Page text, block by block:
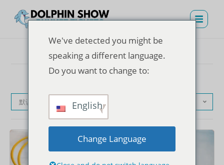
默认产品排序
We've detected you might be
speaking a different language.
Do you want to change to:
English
Change Language